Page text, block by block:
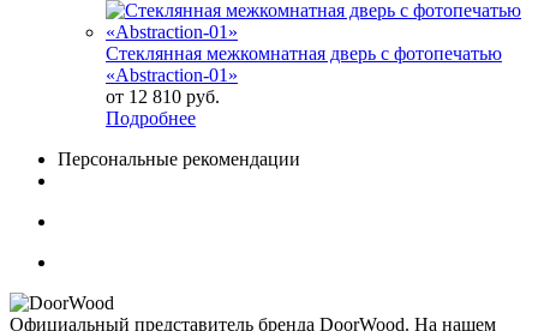
Стеклянная межкомнатная дверь с фотопечатью
«Abstraction-01»
от 12 810 руб.
Подробнее
Персональные рекомендации
Официальный представитель бренда DoorWood. На нашем